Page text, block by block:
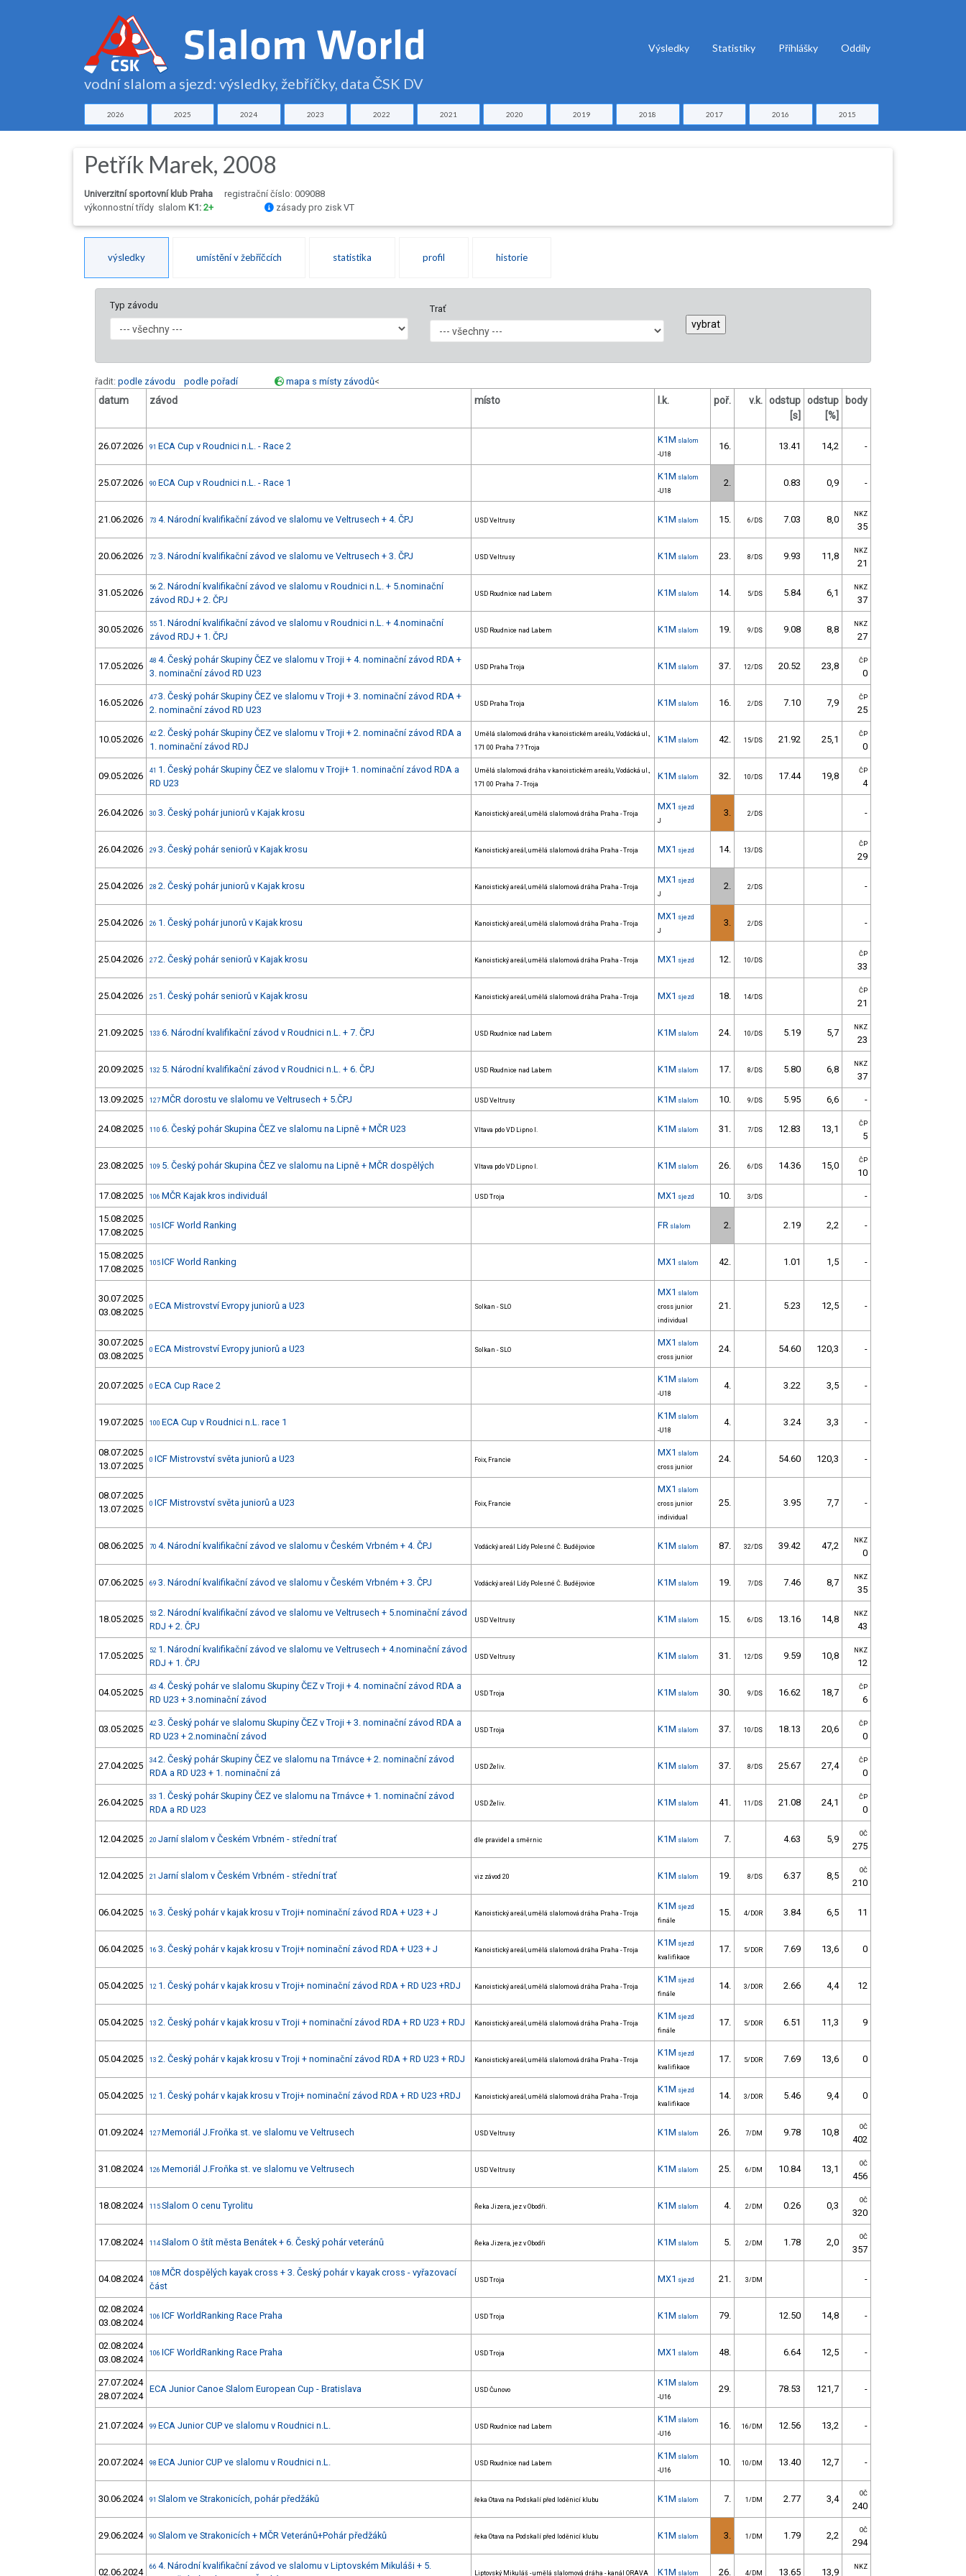
vodní slalom a sjezd: výsledky, žebříčky, data ČSK DV
Výsledky Statistiky Přihlášky Oddíly
2026 2025 2024 2023 2022 2021 2020 2019 2018 2017 2016 2015
Petřík Marek, 2008
Univerzitní sportovní klub Praha
registrační číslo: 009088
výkonnostní třídy slalom K1: 2+ zásady pro zisk VT
výsledky umístění v žebříčcích statistika profil historie
Typ závodu Trať
řadit: podle závodu podle pořadí mapa s místy závodů<
datum závod místo l.k. poř. v.k. odstup
[s]
odstup
[%]
body
26.07.2026 91 ECA Cup v Roudnici n.L. - Race 2
K1M slalom
-U18
16. 13.41 14,2 -
25.07.2026 90 ECA Cup v Roudnici n.L. - Race 1
K1M slalom
-U18
2. 0.83 0,9 -
21.06.2026 73 4. Národní kvalifikační závod ve slalomu ve Veltrusech + 4. ČPJ USD Veltrusy K1M slalom 15. 6/DS 7.03 8,0 NKZ
35
20.06.2026 72 3. Národní kvalifikační závod ve slalomu ve Veltrusech + 3. ČPJ USD Veltrusy K1M slalom 23. 8/DS 9.93 11,8 NKZ
21
31.05.2026 56 2. Národní kvalifikační závod ve slalomu v Roudnici n.L. + 5.nominační
závod RDJ + 2. ČPJ
USD Roudnice nad Labem K1M slalom 14. 5/DS 5.84 6,1 NKZ
37
30.05.2026 55 1. Národní kvalifikační závod ve slalomu v Roudnici n.L. + 4.nominační
závod RDJ + 1. ČPJ
USD Roudnice nad Labem K1M slalom 19. 9/DS 9.08 8,8 NKZ
27
17.05.2026 48 4. Český pohár Skupiny ČEZ ve slalomu v Troji + 4. nominační závod RDA +
3. nominační závod RD U23
USD Praha Troja K1M slalom 37. 12/DS 20.52 23,8 ČP
0
16.05.2026 47 3. Český pohár Skupiny ČEZ ve slalomu v Troji + 3. nominační závod RDA +
2. nominační závod RD U23
USD Praha Troja K1M slalom 16. 2/DS 7.10 7,9 ČP
25
10.05.2026 42 2. Český pohár Skupiny ČEZ ve slalomu v Troji + 2. nominační závod RDA a
1. nominační závod RDJ
Umělá slalomová dráha v kanoistickém areálu, Vodácká ul.,
171 00 Praha 7 ? Troja
K1M slalom 42. 15/DS 21.92 25,1 ČP
0
09.05.2026 41 1. Český pohár Skupiny ČEZ ve slalomu v Troji+ 1. nominační závod RDA a
RD U23
Umělá slalomová dráha v kanoistickém areálu, Vodácká ul.,
171 00 Praha 7 - Troja
K1M slalom 32. 10/DS 17.44 19,8 ČP
4
26.04.2026 30 3. Český pohár juniorů v Kajak krosu Kanoistický areál, umělá slalomová dráha Praha - Troja
MX1 sjezd
J
3. 2/DS -
26.04.2026 29 3. Český pohár seniorů v Kajak krosu Kanoistický areál, umělá slalomová dráha Praha - Troja MX1 sjezd 14. 13/DS
ČP
29
25.04.2026 28 2. Český pohár juniorů v Kajak krosu Kanoistický areál, umělá slalomová dráha Praha - Troja
MX1 sjezd
J
2. 2/DS -
25.04.2026 26 1. Český pohár junorů v Kajak krosu Kanoistický areál, umělá slalomová dráha Praha - Troja
MX1 sjezd
J
3. 2/DS -
25.04.2026 27 2. Český pohár seniorů v Kajak krosu Kanoistický areál, umělá slalomová dráha Praha - Troja MX1 sjezd 12. 10/DS
ČP
33
25.04.2026 25 1. Český pohár seniorů v Kajak krosu Kanoistický areál, umělá slalomová dráha Praha - Troja MX1 sjezd 18. 14/DS
ČP
21
21.09.2025 133 6. Národní kvalifikační závod v Roudnici n.L. + 7. ČPJ USD Roudnice nad Labem K1M slalom 24. 10/DS 5.19 5,7 NKZ
23
20.09.2025 132 5. Národní kvalifikační závod v Roudnici n.L. + 6. ČPJ USD Roudnice nad Labem K1M slalom 17. 8/DS 5.80 6,8 NKZ
37
13.09.2025 127 MČR dorostu ve slalomu ve Veltrusech + 5.ČPJ USD Veltrusy K1M slalom 10. 9/DS 5.95 6,6 -
24.08.2025 110 6. Český pohár Skupina ČEZ ve slalomu na Lipně + MČR U23 Vltava pdo VD Lipno I. K1M slalom 31. 7/DS 12.83 13,1 ČP
5
23.08.2025 109 5. Český pohár Skupina ČEZ ve slalomu na Lipně + MČR dospělých Vltava pdo VD Lipno I. K1M slalom 26. 6/DS 14.36 15,0 ČP
10
17.08.2025 106 MČR Kajak kros individuál USD Troja MX1 sjezd 10. 3/DS -
15.08.2025
17.08.2025
105 ICF World Ranking FR slalom 2. 2.19 2,2 -
15.08.2025
17.08.2025
105 ICF World Ranking MX1 slalom 42. 1.01 1,5 -
30.07.2025
03.08.2025
0 ECA Mistrovství Evropy juniorů a U23 Solkan - SLO
MX1 slalom
cross junior
individual
21. 5.23 12,5 -
30.07.2025
03.08.2025
0 ECA Mistrovství Evropy juniorů a U23 Solkan - SLO
MX1 slalom
cross junior
24. 54.60 120,3 -
20.07.2025 0 ECA Cup Race 2
K1M slalom
-U18
4. 3.22 3,5 -
19.07.2025 100 ECA Cup v Roudnici n.L. race 1
K1M slalom
-U18
4. 3.24 3,3 -
08.07.2025
13.07.2025
0 ICF Mistrovství světa juniorů a U23 Foix, Francie
MX1 slalom
cross junior
24. 54.60 120,3 -
08.07.2025
13.07.2025
0 ICF Mistrovství světa juniorů a U23 Foix, Francie
MX1 slalom
cross junior
individual
25. 3.95 7,7 -
08.06.2025 70 4. Národní kvalifikační závod ve slalomu v Českém Vrbném + 4. ČPJ Vodácký areál Lídy Polesné Č. Budějovice K1M slalom 87. 32/DS 39.42 47,2 NKZ
0
07.06.2025 69 3. Národní kvalifikační závod ve slalomu v Českém Vrbném + 3. ČPJ Vodácký areál Lídy Polesné Č. Budějovice K1M slalom 19. 7/DS 7.46 8,7 NKZ
35
18.05.2025 53 2. Národní kvalifikační závod ve slalomu ve Veltrusech + 5.nominační závod
RDJ + 2. ČPJ
USD Veltrusy K1M slalom 15. 6/DS 13.16 14,8 NKZ
43
17.05.2025 52 1. Národní kvalifikační závod ve slalomu ve Veltrusech + 4.nominační závod
RDJ + 1. ČPJ
USD Veltrusy K1M slalom 31. 12/DS 9.59 10,8 NKZ
12
04.05.2025 43 4. Český pohár ve slalomu Skupiny ČEZ v Troji + 4. nominační závod RDA a
RD U23 + 3.nominační závod
USD Troja K1M slalom 30. 9/DS 16.62 18,7 ČP
6
03.05.2025 42 3. Český pohár ve slalomu Skupiny ČEZ v Troji + 3. nominační závod RDA a
RD U23 + 2.nominační závod
USD Troja K1M slalom 37. 10/DS 18.13 20,6 ČP
0
27.04.2025 34 2. Český pohár Skupiny ČEZ ve slalomu na Trnávce + 2. nominační závod
RDA a RD U23 + 1. nominační zá
USD Želiv. K1M slalom 37. 8/DS 25.67 27,4 ČP
0
26.04.2025 33 1. Český pohár Skupiny ČEZ ve slalomu na Trnávce + 1. nominační závod
RDA a RD U23
USD Želiv. K1M slalom 41. 11/DS 21.08 24,1 ČP
0
12.04.2025 20 Jarní slalom v Českém Vrbném - střední trať dle pravidel a směrnic K1M slalom 7. 4.63 5,9 OČ
275
12.04.2025 21 Jarní slalom v Českém Vrbném - střední trať viz závod 20 K1M slalom 19. 8/DS 6.37 8,5 OČ
210
06.04.2025 16 3. Český pohár v kajak krosu v Troji+ nominační závod RDA + U23 + J Kanoistický areál, umělá slalomová dráha Praha - Troja
K1M sjezd
finále
15. 4/DOR 3.84 6,5 11
06.04.2025 16 3. Český pohár v kajak krosu v Troji+ nominační závod RDA + U23 + J Kanoistický areál, umělá slalomová dráha Praha - Troja
K1M sjezd
kvalifikace
17. 5/DOR 7.69 13,6 0
05.04.2025 12 1. Český pohár v kajak krosu v Troji+ nominační závod RDA + RD U23 +RDJ Kanoistický areál, umělá slalomová dráha Praha - Troja
K1M sjezd
finále
14. 3/DOR 2.66 4,4 12
05.04.2025 13 2. Český pohár v kajak krosu v Troji + nominační závod RDA + RD U23 + RDJ Kanoistický areál, umělá slalomová dráha Praha - Troja
K1M sjezd
finále
17. 5/DOR 6.51 11,3 9
05.04.2025 13 2. Český pohár v kajak krosu v Troji + nominační závod RDA + RD U23 + RDJ Kanoistický areál, umělá slalomová dráha Praha - Troja
K1M sjezd
kvalifikace
17. 5/DOR 7.69 13,6 0
05.04.2025 12 1. Český pohár v kajak krosu v Troji+ nominační závod RDA + RD U23 +RDJ Kanoistický areál, umělá slalomová dráha Praha - Troja
K1M sjezd
kvalifikace
14. 3/DOR 5.46 9,4 0
01.09.2024 127 Memoriál J.Froňka st. ve slalomu ve Veltrusech USD Veltrusy K1M slalom 26. 7/DM 9.78 10,8 OČ
402
31.08.2024 126 Memoriál J.Froňka st. ve slalomu ve Veltrusech USD Veltrusy K1M slalom 25. 6/DM 10.84 13,1 OČ
456
18.08.2024 115 Slalom O cenu Tyrolitu Řeka Jizera, jez v Obodři. K1M slalom 4. 2/DM 0.26 0,3 OČ
320
17.08.2024 114 Slalom O štít města Benátek + 6. Český pohár veteránů Řeka Jizera, jez v Obodři K1M slalom 5. 2/DM 1.78 2,0 OČ
357
04.08.2024 108 MČR dospělých kayak cross + 3. Český pohár v kayak cross - vyřazovací
část
USD Troja MX1 sjezd 21. 3/DM -
02.08.2024
03.08.2024
106 ICF WorldRanking Race Praha USD Troja K1M slalom 79. 12.50 14,8 -
02.08.2024
03.08.2024
106 ICF WorldRanking Race Praha USD Troja MX1 slalom 48. 6.64 12,5 -
27.07.2024
28.07.2024
ECA Junior Canoe Slalom European Cup - Bratislava USD Čunovo
K1M slalom
-U16
29. 78.53 121,7 -
21.07.2024 99 ECA Junior CUP ve slalomu v Roudnici n.L. USD Roudnice nad Labem
K1M slalom
-U16
16. 16/DM 12.56 13,2 -
20.07.2024 98 ECA Junior CUP ve slalomu v Roudnici n.L. USD Roudnice nad Labem
K1M slalom
-U16
10. 10/DM 13.40 12,7 -
30.06.2024 91 Slalom ve Strakonicích, pohár předžáků řeka Otava na Podskalí před loděnicí klubu K1M slalom 7. 1/DM 2.77 3,4 OČ
240
29.06.2024 90 Slalom ve Strakonicích + MČR Veteránů+Pohár předžáků řeka Otava na Podskalí před loděnicí klubu K1M slalom 3. 1/DM 1.79 2,2 OČ
294
02.06.2024 66 4. Národní kvalifikační závod ve slalomu v Liptovském Mikuláši + 5.
Liptovský Mikuláš - umělá slalomová dráha - kanál ORAVA K1M slalom 26. 4/DM 13.65 13,9 NKZ